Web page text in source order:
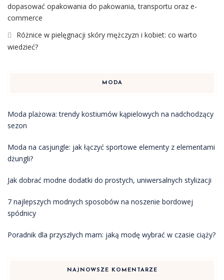
dopasować opakowania do pakowania, transportu oraz e-
commerce
Różnice w pielęgnacji skóry mężczyzn i kobiet: co warto
wiedzieć?
MODA
Moda plażowa: trendy kostiumów kąpielowych na nadchodzący
sezon
Moda na casjungle: jak łączyć sportowe elementy z elementami
dżungli?
Jak dobrać modne dodatki do prostych, uniwersalnych stylizacji
7 najlepszych modnych sposobów na noszenie bordowej
spódnicy
Poradnik dla przyszłych mam: jaką modę wybrać w czasie ciąży?
NAJNOWSZE KOMENTARZE